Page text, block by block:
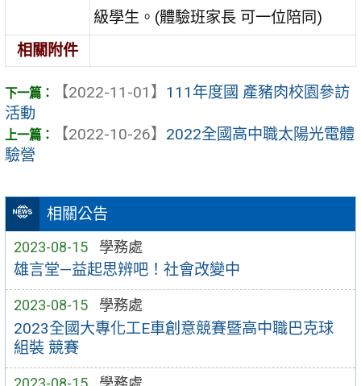
相關公告
2023-08-15 學務處
雄言堂—益起思辨吧！社會改變中
2023-08-15 學務處
2023全國大專化工E車創意競賽暨高中職巴克球
組裝 競賽
級學生。(體驗班家長 可一位陪同)
相關附件
【2022-11-01】 111年度國 產豬肉校園參訪
活動
【2022-10-26】 2022全國高中職太陽光電體
驗營